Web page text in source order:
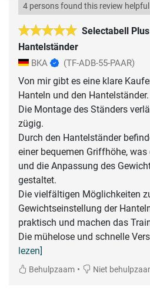
Selectabell
Hantelständer
4 persons found this review helpful
BKA (TF-ADB-55-PAAR)
Von mir gibt es eine klare
Hanteln und den Hantelständer.
Die Montage des Ständers
zügig.
Durch den Hantelständer
einer bequemen Griffhöhe, was
und die Anpassung des
gestaltet.
Die vielfältigen Möglichkeiten
Gewichtseinstellung der
praktisch und machen das
Die mühelose und schnelle
lezen]
Behulpzaam • Niet